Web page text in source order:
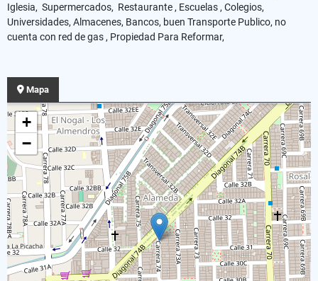
Iglesia, Supermercados, Restaurante , Escuelas , Colegios,
Universidades, Almacenes, Bancos, buen Transporte Publico, no
cuenta con red de gas , Propiedad Para Reformar,
Mapa
+
−